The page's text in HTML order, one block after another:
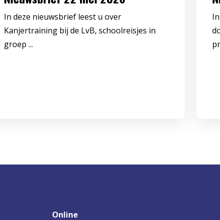
In deze nieuwsbrief leest u over
Kanjertraining bij de LvB, schoolreisjes in
groep ...
Online